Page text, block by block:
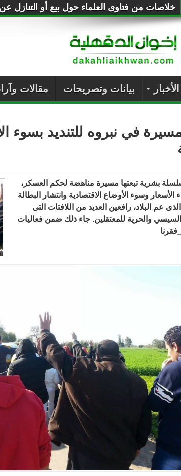
خلاصات من فتاوى العلماء حول بيع أو التنازل
الأخبار بيانات وتصريحات مقالات
في نبروه للتنديد بسوء
بشرية تبعتها مسيرة مناهضة لحكم العسكر،
الأسعار وسوء الأوضاع الاقتصادية وانتشار البطالة
عم البلاد، رافعين العديد من اللافتات التى
والحرية للمعتقلين. جاء ذلك ضمن فعاليات